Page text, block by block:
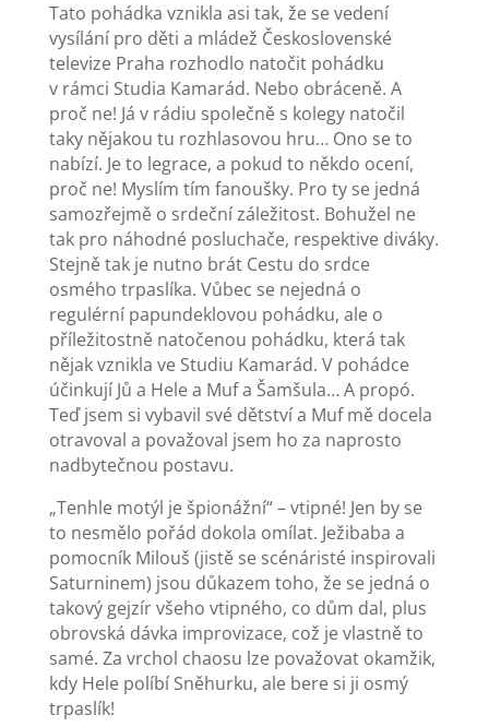
Tato pohádka vznikla asi tak, že se vedení
vysílání pro děti a mládež Československé
televize Praha rozhodlo natočit pohádku
v rámci Studia Kamarád. Nebo obráceně. A
proč ne! Já v rádiu společně s kolegy natočil
taky nějakou tu rozhlasovou hru… Ono se to
nabízí. Je to legrace, a pokud to někdo ocení,
proč ne! Myslím tím fanoušky. Pro ty se jedná
samozřejmě o srdeční záležitost. Bohužel ne
tak pro náhodné posluchače, respektive diváky.
Stejně tak je nutno brát Cestu do srdce
osmého trpaslíka. Vůbec se nejedná o
regulérní papundeklovou pohádku, ale o
příležitostně natočenou pohádku, která tak
nějak vznikla ve Studiu Kamarád. V pohádce
účinkují Jů a Hele a Muf a Šamšula… A propó.
Teď jsem si vybavil své dětství a Muf mě docela
otravoval a považoval jsem ho za naprosto
nadbytečnou postavu.
„Tenhle motýl je špionážní“ – vtipné! Jen by se
to nesmělo pořád dokola omílat. Ježibaba a
pomocník Milouš (jistě se scénáristé inspirovali
Saturninem) jsou důkazem toho, že se jedná o
takový gejzír všeho vtipného, co dům dal, plus
obrovská dávka improvizace, což je vlastně to
samé. Za vrchol chaosu lze považovat okamžik,
kdy Hele políbí Sněhurku, ale bere si ji osmý
trpaslík!